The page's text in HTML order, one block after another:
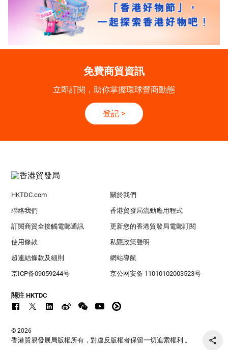
免費商貿資訊
立即訂閱，助你掌握環球營商動態
登記 >
HKTDC.com 關於我們
聯絡我們 香港貿發局流動應用程式
訂閱商貿全接觸電郵通訊 更新您的香港貿發局電郵訂閱
使用條款 私隱政策聲明
超連結條款及細則 網站導航
京ICP备09059244号 京公网安备 11010102003523号
關注 HKTDC
© 2026
香港貿易發展局版權所有，對違反版權者保留一切追索權利 。